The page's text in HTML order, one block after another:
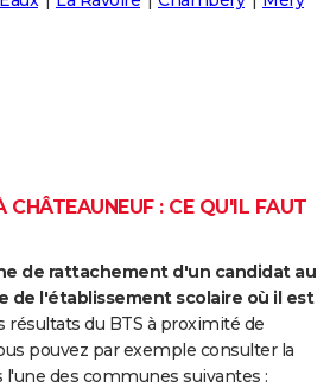
CHÂTEAUNEUF : CE QU'IL FAUT
de rattachement d'un candidat au
de l'établissement scolaire où il est
résultats du BTS à proximité de
pouvez par exemple consulter la
l'une des communes suivantes :